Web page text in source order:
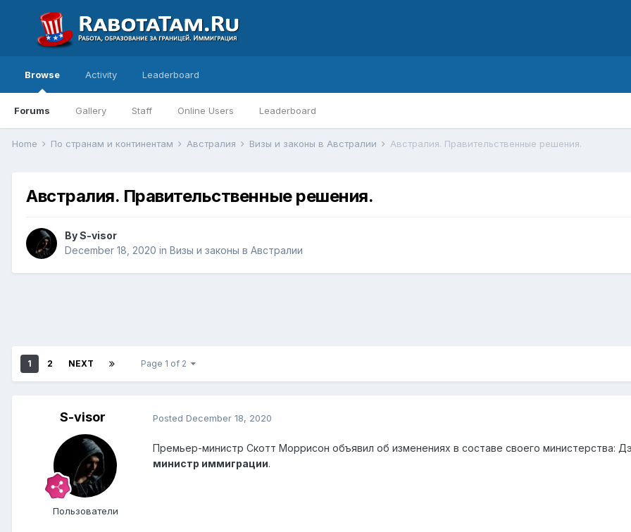
Browse
Forums Gallery Staff Online Users Leaderboard
Activity Leaderboard
Home По странам и континентам Австралия Визы и законы в Австралии Австралия. Правительственные решения.
Австралия. Правительственные решения.
ByS-visor
December 18, 2020 in Визы и законы в Австралии
1 2 NEXT Page 1 of 2
S-visor
Пользователи
Posted December 18, 2020
Премьер-министр Скотт Моррисон объявил об изменениях в составе своего министерства:
министр иммиграции.